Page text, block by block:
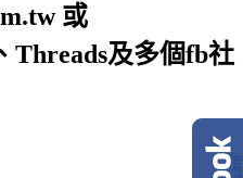
或
Threads及多個fb社